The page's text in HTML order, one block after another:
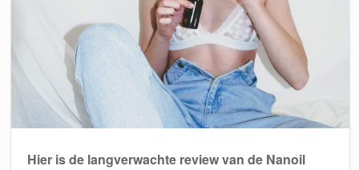
Hier is de langverwachte review van de Nanoil